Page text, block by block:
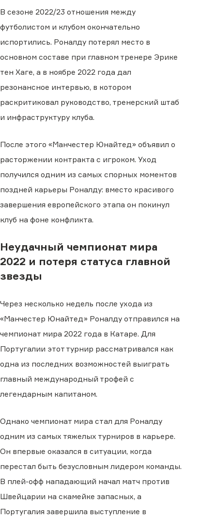
В сезоне 2022/23 отношения между
футболистом и клубом окончательно
испортились. Роналду потерял место в
основном составе при главном тренере Эрике
тен Хаге, а в ноябре 2022 года дал
резонансное интервью, в котором
раскритиковал руководство, тренерский штаб
и инфраструктуру клуба.
После этого «Манчестер Юнайтед» объявил о
расторжении контракта с игроком. Уход
получился одним из самых спорных моментов
поздней карьеры Роналду: вместо красивого
завершения европейского этапа он покинул
клуб на фоне конфликта.
Неудачный чемпионат мира
2022 и потеря статуса главной
звезды
Через несколько недель после ухода из
«Манчестер Юнайтед» Роналду отправился на
чемпионат мира 2022 года в Катаре. Для
Португалии этот турнир рассматривался как
одна из последних возможностей выиграть
главный международный трофей с
легендарным капитаном.
Однако чемпионат мира стал для Роналду
одним из самых тяжелых турниров в карьере.
Он впервые оказался в ситуации, когда
перестал быть безусловным лидером команды.
В плей-офф нападающий начал матч против
Швейцарии на скамейке запасных, а
Португалия завершила выступление в